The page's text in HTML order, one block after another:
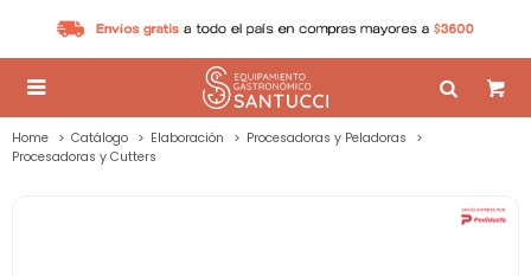

Home Catálogo Elaboración
Procesadoras y Peladoras
Procesadoras y Cutters